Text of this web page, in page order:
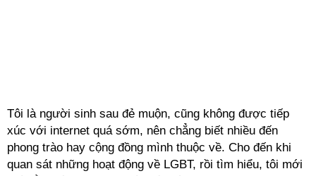
Tôi là người sinh sau đẻ muộn, cũng không được tiếp
xúc với internet quá sớm, nên chẳng biết nhiều đến
phong trào hay cộng đồng mình thuộc về. Cho đến khi
quan sát những hoạt động về LGBT, rồi tìm hiểu, tôi mới